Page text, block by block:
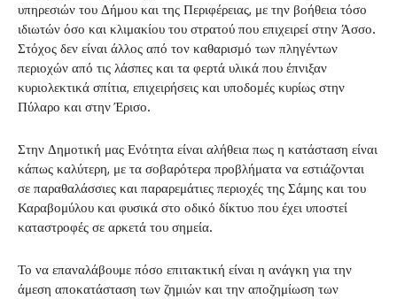
υπηρεσιών του Δήμου και της Περιφέρειας, με την βοήθεια τόσο
ιδιωτών όσο και κλιμακίου του στρατού που επιχειρεί στην Άσσο.
Στόχος δεν είναι άλλος από τον καθαρισμό των πληγέντων
περιοχών από τις λάσπες και τα φερτά υλικά που έπνιξαν
κυριολεκτικά σπίτια, επιχειρήσεις και υποδομές κυρίως στην
Πύλαρο και στην Έρισο.
Στην Δημοτική μας Ενότητα είναι αλήθεια πως η κατάσταση είναι
κάπως καλύτερη, με τα σοβαρότερα προβλήματα να εστιάζονται
σε παραθαλάσσιες και παραρεμάτιες περιοχές της Σάμης και του
Καραβομύλου και φυσικά στο οδικό δίκτυο που έχει υποστεί
καταστροφές σε αρκετά του σημεία.
Το να επαναλάβουμε πόσο επιτακτική είναι η ανάγκη για την
άμεση αποκατάσταση των ζημιών και την αποζημίωση των